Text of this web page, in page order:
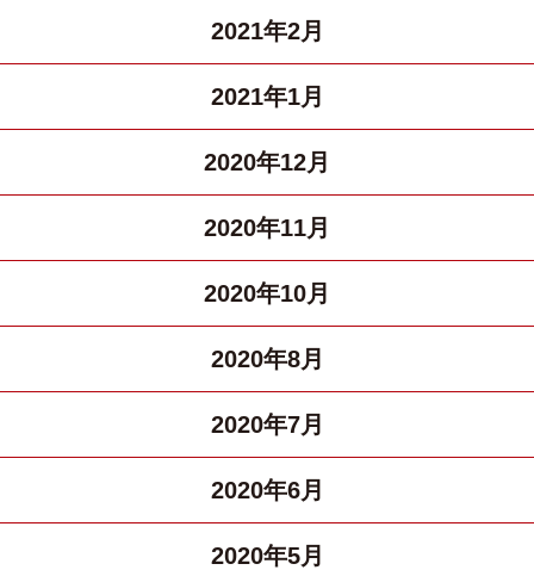
2021年2月
2021年1月
2020年12月
2020年11月
2020年10月
2020年8月
2020年7月
2020年6月
2020年5月